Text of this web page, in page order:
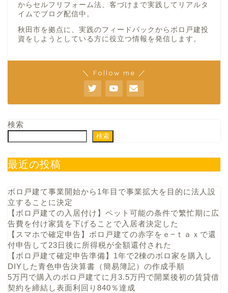
からセルフリフォーム法、客づけまで実践してリアルタ
イムでブログ配信中。
秋田市を拠点に、実践のフィードバックからボロ戸建投
資をしようとしている方に役立つ情報を発信します。
＼ Follow me ／
検索
検索
最近の投稿
ボロ戸建て事業開始から1年目で事業拡大を目的に法人設
立することに決定
【ボロ戸建ての入居付け】ペット可能の条件で繁忙期に広
告費を付け家賃を下げることで入居者決定した
【スマホで確定申告】ボロ戸建ての赤字をｅ−ｔａｘで還
付申告して23日後に所得税が全額還付された
【ボロ戸建て確定申告準備】1年で2棟のボロ家を購入し
DIYした青色申告決算書（簡易簿記）の作成手順
5万円で購入のボロ戸建てに月3.5万円で開業後初の賃貸借
契約を締結し表面利回り840％達成